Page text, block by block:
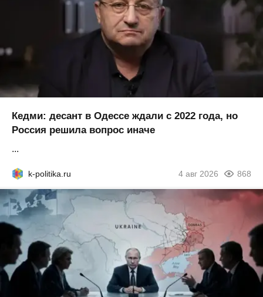
Кедми: десант в Одессе ждали с 2022 года, но
Россия решила вопрос иначе
...
k-politika.ru 4 авг 2026 868